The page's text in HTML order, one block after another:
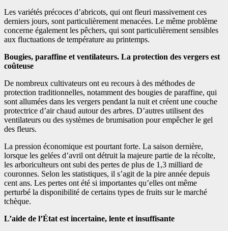
Les variétés précoces d’abricots, qui ont fleuri massivement ces
derniers jours, sont particulièrement menacées. Le même problème
concerne également les pêchers, qui sont particulièrement sensibles
aux fluctuations de température au printemps.
Bougies, paraffine et ventilateurs. La protection des vergers est
coûteuse
De nombreux cultivateurs ont eu recours à des méthodes de
protection traditionnelles, notamment des bougies de paraffine, qui
sont allumées dans les vergers pendant la nuit et créent une couche
protectrice d’air chaud autour des arbres. D’autres utilisent des
ventilateurs ou des systèmes de brumisation pour empêcher le gel
des fleurs.
La pression économique est pourtant forte. La saison dernière,
lorsque les gelées d’avril ont détruit la majeure partie de la récolte,
les arboriculteurs ont subi des pertes de plus de 1,3 milliard de
couronnes. Selon les statistiques, il s’agit de la pire année depuis
cent ans. Les pertes ont été si importantes qu’elles ont même
perturbé la disponibilité de certains types de fruits sur le marché
tchèque.
L’aide de l’État est incertaine, lente et insuffisante